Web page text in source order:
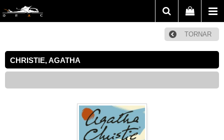
TORNAR
CHRISTIE, AGATHA